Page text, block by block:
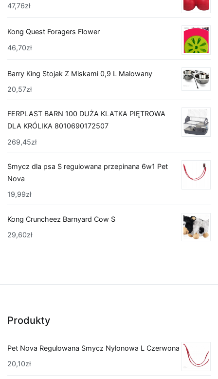
47,76zł
Kong Quest Foragers Flower
46,70zł
Barry King Stojak Z Miskami 0,9 L Malowany
20,57zł
FERPLAST BARN 100 DUŻA KLATKA PIĘTROWA
DLA KRÓLIKA 8010690172507
269,45zł
Smycz dla psa S regulowana przepinana 6w1 Pet
Nova
19,99zł
Kong Cruncheez Barnyard Cow S
29,60zł
Produkty
Pet Nova Regulowana Smycz Nylonowa L Czerwona
20,10zł